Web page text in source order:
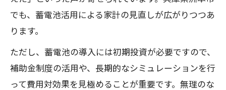
でも、蓄電池活用による家計の見直しが広がりつつあ
ります。
ただし、蓄電池の導入には初期投資が必要ですので、
補助金制度の活用や、長期的なシミュレーションを行
って費用対効果を見極めることが重要です。無理のな